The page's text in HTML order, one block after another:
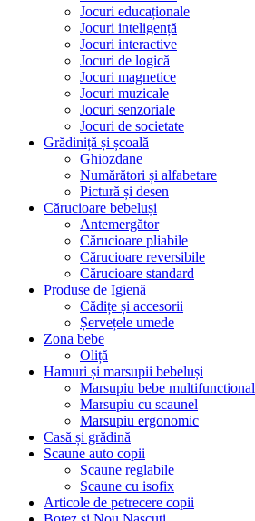
Jocuri educaționale
Jocuri inteligență
Jocuri interactive
Jocuri de logică
Jocuri magnetice
Jocuri muzicale
Jocuri senzoriale
Jocuri de societate
Grădiniță și școală
Ghiozdane
Numărători și alfabetare
Pictură și desen
Cărucioare bebeluși
Antemergător
Cărucioare pliabile
Cărucioare reversibile
Cărucioare standard
Produse de Igienă
Cădițe și accesorii
Șervețele umede
Zona bebe
Oliță
Hamuri și marsupii bebeluși
Marsupiu bebe multifunctional
Marsupiu cu scaunel
Marsupiu ergonomic
Casă și grădină
Scaune auto copii
Scaune reglabile
Scaune cu isofix
Articole de petrecere copii